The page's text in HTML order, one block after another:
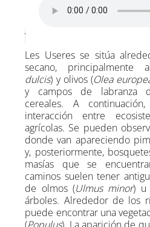
Les Useres se sitúa
secano, principalmente
dulcis) y olivos (Olea
y campos de labranza
cereales. A
interacción entre
agrícolas. Se pueden
donde van apareciendo
y, posteriormente,
masías que se
caminos suelen tener
de olmos (Ulmus minor) u
árboles. Alrededor de los
puede encontrar una